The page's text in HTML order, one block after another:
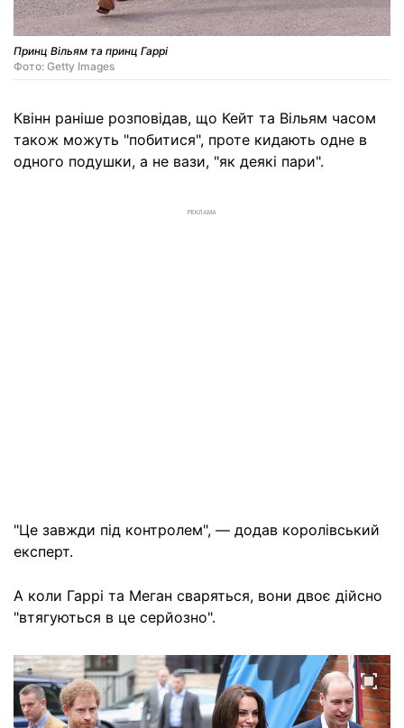
Принц Вільям та принц Гаррі
Фото: Getty Images
Квінн раніше розповідав, що Кейт та Вільям часом
також можуть "побитися", проте кидають одне в
одного подушки, а не вази, "як деякі пари".
РЕКЛАМА
"Це завжди під контролем", — додав королівський
експерт.
А коли Гаррі та Меган сваряться, вони двоє дійсно
"втягуються в це серйозно".